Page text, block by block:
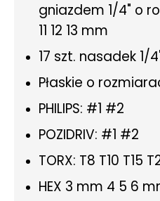
gniazdem 1/4" o
11 12 13 mm
17 szt. nasadek 1/
Płaskie o
PHILIPS: #1 #2
POZIDRIV: #1 #2
TORX: T8 T10 T15
HEX 3 mm 4 5 6